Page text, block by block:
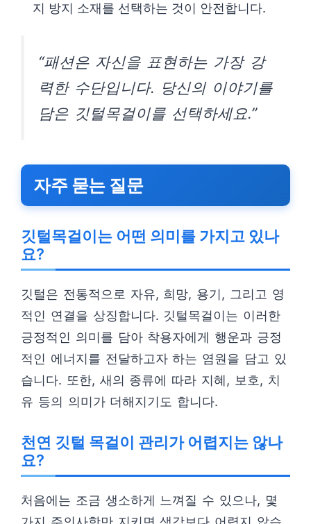
지 방지 소재를 선택하는 것이 안전합니다.
“패션은 자신을 표현하는 가장 강
력한 수단입니다. 당신의 이야기를
담은 깃털목걸이를 선택하세요.”
자주 묻는 질문
깃털목걸이는 어떤 의미를 가지고 있나
요?
깃털은 전통적으로 자유, 희망, 용기, 그리고 영
적인 연결을 상징합니다. 깃털목걸이는 이러한
긍정적인 의미를 담아 착용자에게 행운과 긍정
적인 에너지를 전달하고자 하는 염원을 담고 있
습니다. 또한, 새의 종류에 따라 지혜, 보호, 치
유 등의 의미가 더해지기도 합니다.
천연 깃털 목걸이 관리가 어렵지는 않나
요?
처음에는 조금 생소하게 느껴질 수 있으나, 몇